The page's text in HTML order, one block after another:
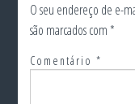
O seu endereço de e-
são marcados com *
Comentário*